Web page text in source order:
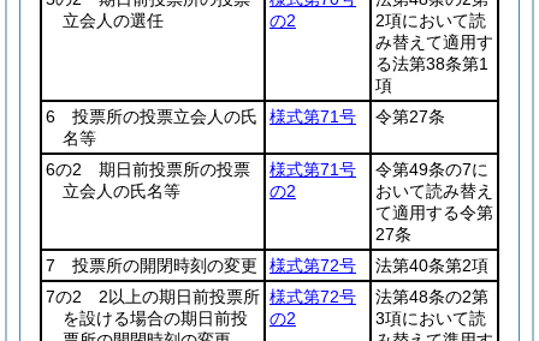
立会人の選任
の2
2項において読
み替えて適用す
る法第38条第1
項
6 投票所の投票立会人の氏
名等
様式第71号 令第27条
6の2 期日前投票所の投票
立会人の氏名等
様式第71号
の2
令第49条の7に
おいて読み替え
て適用する令第
27条
7 投票所の開閉時刻の変更
様式第72号
法第40条第2項
7の2 2以上の期日前投票所
を設ける場合の期日前投
様式第72号
の2
法第48条の2第
3項において読